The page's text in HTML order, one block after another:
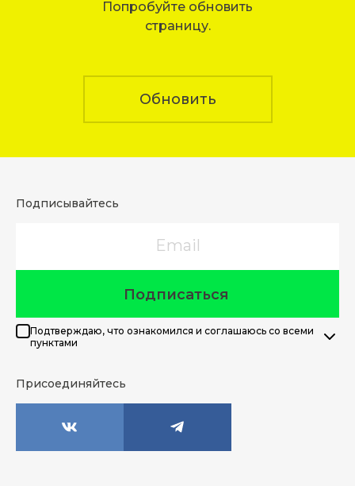
Попробуйте обновить
страницу.
Обновить
Подписывайтесь
Подписаться
Подтверждаю, что ознакомился и соглашаюсь со всеми
пунктами
Присоединяйтесь